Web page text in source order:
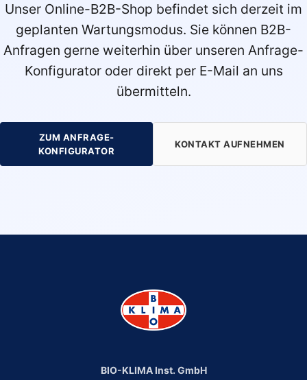
Unser Online-B2B-Shop befindet sich derzeit im
geplanten Wartungsmodus. Sie können B2B-
Anfragen gerne weiterhin über unseren Anfrage-
Konfigurator oder direkt per E-Mail an uns
übermitteln.
ZUM ANFRAGE-
KONFIGURATOR
KONTAKT AUFNEHMEN
BIO-KLIMA Inst. GmbH